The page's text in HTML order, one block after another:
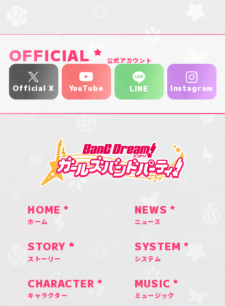
OFFICIAL 公式アカウント
Official X YouTube LINE Instagram
HOME
ホーム
NEWS
ニュース
STORY
ストーリー
SYSTEM
システム
CHARACTER
キャラクター
MUSIC
ミュージック